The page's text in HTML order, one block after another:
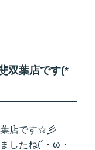
双葉店です(*
葉店です☆彡
したね(´・ω・